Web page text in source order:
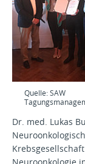
Quelle: SAW
Dr. med. Lukas